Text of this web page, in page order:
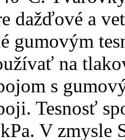
dažďové a
gumovým
na
s
Tesnosť
V zmysle